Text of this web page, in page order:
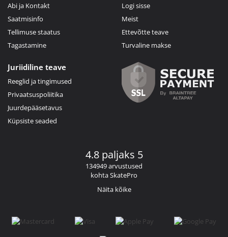
Abi ja Kontakt
Saatmisinfo
Tellimuse staatus
Tagastamine
Logi sisse
Meist
Ettevõtte teave
Turvaline makse
Juriidiline teave
Reeglid ja tingimused
Privaatsuspoliitika
Juurdepääsetavus
Küpsiste seaded
4.8 paljaks 5
134949 arvustused
kohta SkatePro
Näita kõike